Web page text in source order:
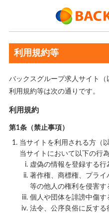
利用規約等
バックスグループ求人サイト
利用規約等は次の通りです。
利用規約
第1条（禁止事項）
当サイトを利用される方（
当サイトにおいて以下の行
虚偽の情報を登録する行
著作権、商標権、プラ
等の他人の権利を侵害す
個人や団体を誹謗中傷す
法令、公序良俗に反す